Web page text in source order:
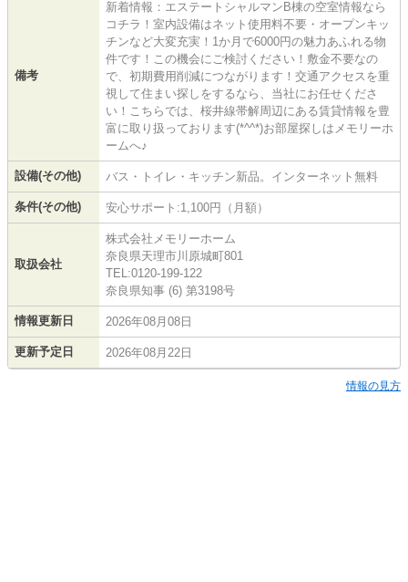
備考
新着情報：エステートシャルマンB棟の空室情報なら
コチラ！室内設備はネット使用料不要・オープンキッ
チンなど大変充実！1か月で6000円の魅力あふれる物
件です！この機会にご検討ください！敷金不要なの
で、初期費用削減につながります！交通アクセスを重
視して住まい探しをするなら、当社にお任せくださ
い！こちらでは、桜井線帯解周辺にある賃貸情報を豊
富に取り扱っております(*^^*)お部屋探しはメモリーホ
ームへ♪
設備(その他) バス・トイレ・キッチン新品。インターネット無料
条件(その他) 安心サポート:1,100円（月額）
取扱会社
株式会社メモリーホーム
奈良県天理市川原城町801
TEL:0120-199-122
奈良県知事 (6) 第3198号
情報更新日 2026年08月08日
更新予定日 2026年08月22日
情報の見方